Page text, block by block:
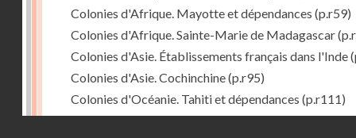
Colonies d'Afrique. Mayotte et dépendances (p.r59)
Colonies d'Afrique. Sainte-Marie de Madagascar
Colonies d'Asie. Établissements français dans l'Inde
Colonies d'Asie. Cochinchine(p.r95)
Colonies d'Océanie. Tahiti et dépendances (p.r111)
Colonies d'Océanie. Nouvelle-Calédonie(p.r130)